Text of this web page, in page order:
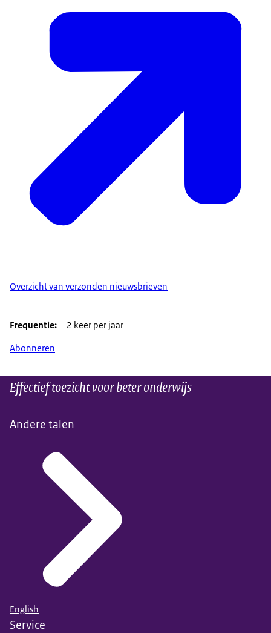
Overzicht van verzonden nieuwsbrieven
Frequentie
2 keer per jaar
Abonneren
Effectief toezicht voor beter onderwijs
Andere talen
English
Service